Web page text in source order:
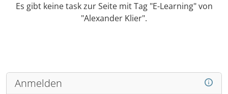
Es gibt keine task zur Seite mit Tag "E-Learning" von
"Alexander Klier".
Anmelden